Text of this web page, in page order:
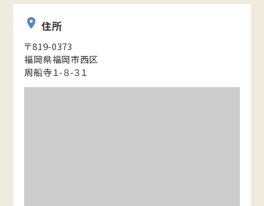
住所
〒819-0373
福岡県福岡市西区
周船寺１-８-３１